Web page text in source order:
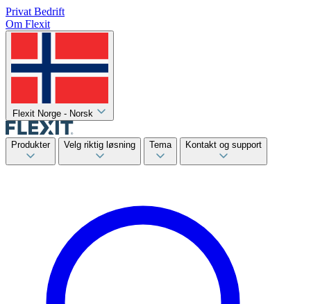
Privat Bedrift
Om Flexit
Flexit Norge - Norsk
Produkter Velg riktig løsning Tema Kontakt og support